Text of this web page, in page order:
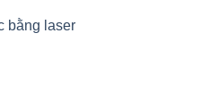
bằng laser